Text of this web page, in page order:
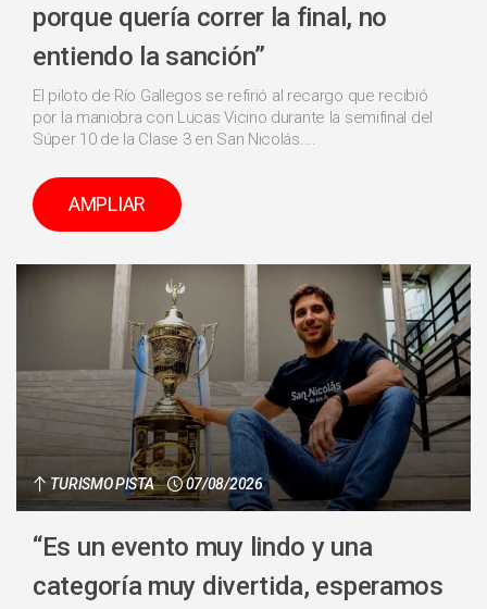
porque quería correr la final, no
entiendo la sanción”
El piloto de Río Gallegos se refirió al recargo que recibió
por la maniobra con Lucas Vicino durante la semifinal del
Súper 10 de la Clase 3 en San Nicolás....
AMPLIAR
TURISMO PISTA 07/08/2026
“Es un evento muy lindo y una
categoría muy divertida, esperamos